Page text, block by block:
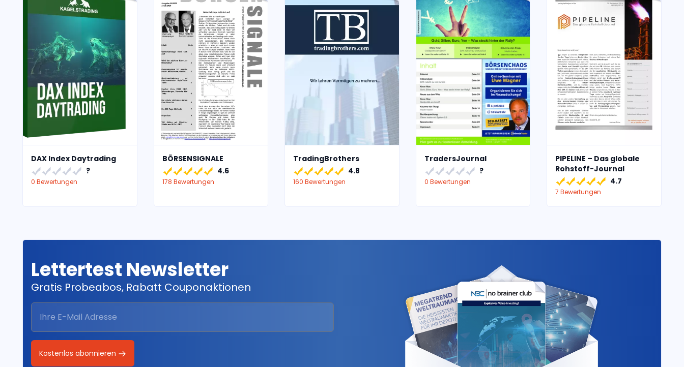
DAX Index Daytrading
?
0 Bewertungen
BÖRSENSIGNALE
4.6
178 Bewertungen
TradingBrothers
4.8
160 Bewertungen
TradersJournal
?
0 Bewertungen
PIPELINE – Das globale
Rohstoff-Journal
4.7
7 Bewertungen
Lettertest Newsletter
Gratis Probeabos, Rabatt Couponaktionen
Kostenlos abonnieren